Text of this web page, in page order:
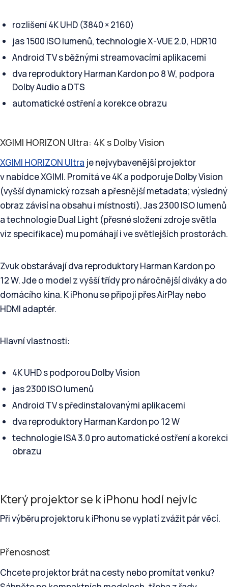
rozlišení 4K UHD (3840 × 2160)
jas 1500 ISO lumenů, technologie X-VUE 2.0, HDR10
Android TV s běžnými streamovacími aplikacemi
dva reproduktory Harman Kardon po 8 W, podpora
Dolby Audio a DTS
automatické ostření a korekce obrazu
XGIMI HORIZON Ultra: 4K s Dolby Vision
XGIMI HORIZON Ultra je nejvybavenější projektor
v nabídce XGIMI. Promítá ve 4K a podporuje Dolby Vision
(vyšší dynamický rozsah a přesnější metadata; výsledný
obraz závisí na obsahu i místnosti). Jas 2300 ISO lumenů
a technologie Dual Light (přesné složení zdroje světla
viz specifikace) mu pomáhají i ve světlejších prostorách.
Zvuk obstarávají dva reproduktory Harman Kardon po
12 W. Jde o model z vyšší třídy pro náročnější diváky a do
domácího kina. K iPhonu se připojí přes AirPlay nebo
HDMI adaptér.
Hlavní vlastnosti:
4K UHD s podporou Dolby Vision
jas 2300 ISO lumenů
Android TV s předinstalovanými aplikacemi
dva reproduktory Harman Kardon po 12 W
technologie ISA 3.0 pro automatické ostření a korekci
obrazu
Který projektor se k iPhonu hodí nejvíc
Při výběru projektoru k iPhonu se vyplatí zvážit pár věcí.
Přenosnost
Chcete projektor brát na cesty nebo promítat venku?